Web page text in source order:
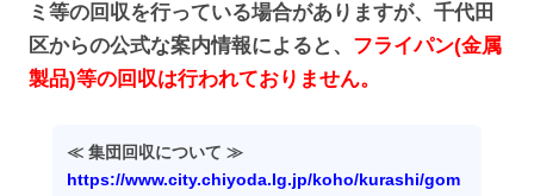
ミ等の回収を行っている場合がありますが、千代田
区からの公式な案内情報によると、 フライパン(金属
製品)等の回収は行われておりません。
≪ 集団回収について ≫
https://www.city.chiyoda.lg.jp/koho/kurashi/gom